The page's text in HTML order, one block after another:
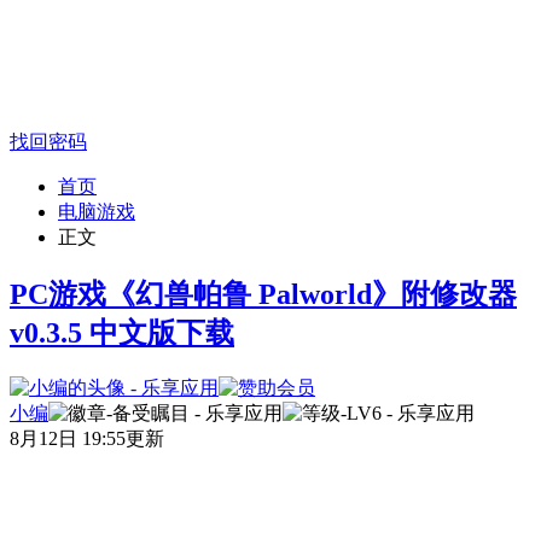
找回密码
首页
电脑游戏
正文
PC游戏《幻兽帕鲁 Palworld》附修改器
v0.3.5 中文版下载
小编
8月12日 19:55更新